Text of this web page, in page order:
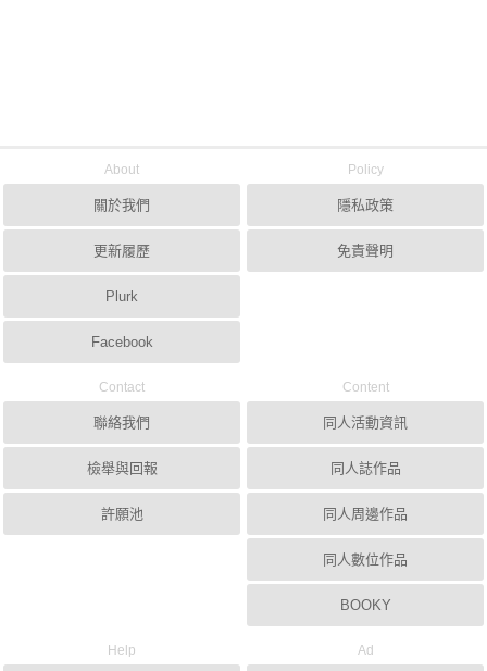
About
關於我們
更新履歷
Plurk
Facebook
Policy
隱私政策
免責聲明
Contact
聯絡我們
檢舉與回報
許願池
Content
同人活動資訊
同人誌作品
同人周邊作品
同人數位作品
BOOKY
Help Ad